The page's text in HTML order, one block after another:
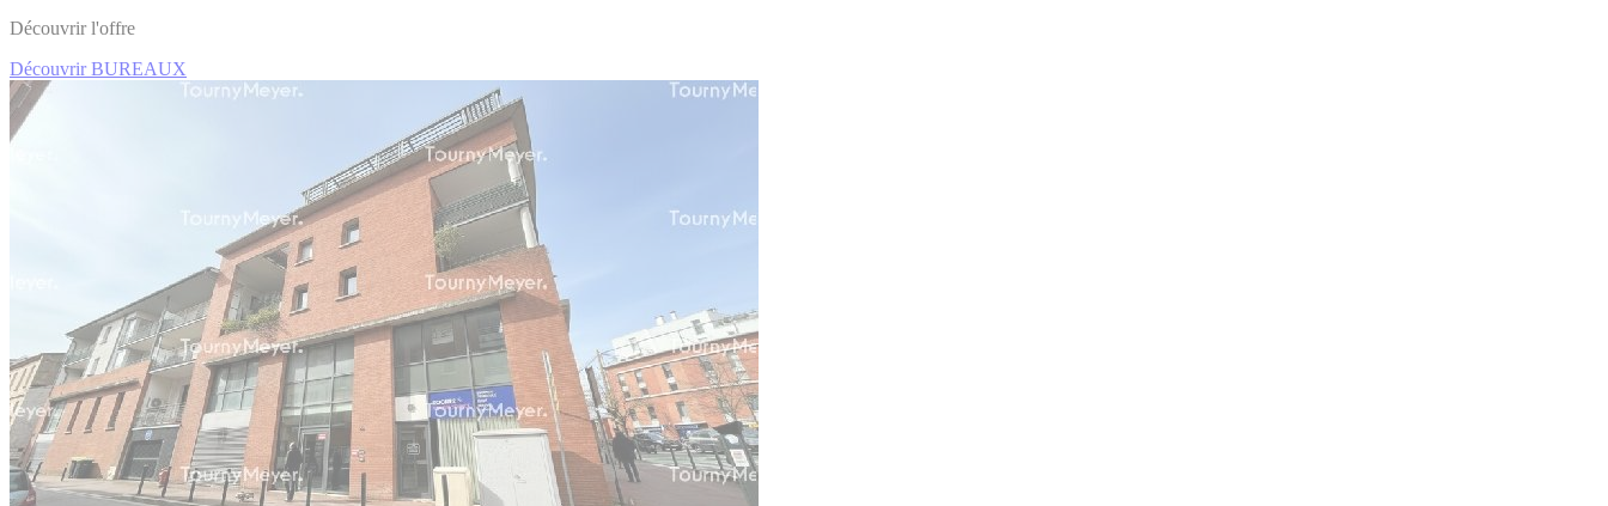
Découvrir l'offre
Découvrir BUREAUX